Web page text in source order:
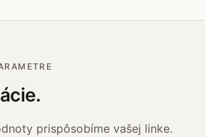
prispôsobíme vašej linke.